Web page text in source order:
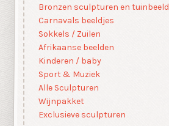
Bronzen sculpturen en
Carnavals beeldjes
Sokkels / Zuilen
Afrikaanse beelden
Kinderen / baby
Sport & Muziek
Alle Sculpturen
Wijnpakket
Exclusieve sculpturen